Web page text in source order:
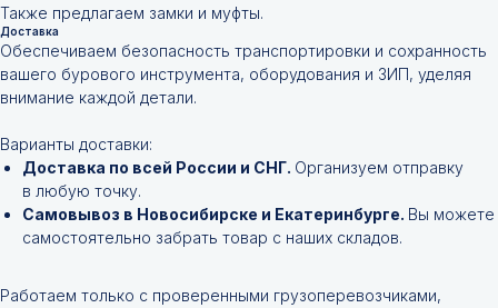
Также предлагаем замки и муфты.
Доставка
Обеспечиваем безопасность транспортировки и сохранность
вашего бурового инструмента, оборудования и ЗИП, уделяя
внимание каждой детали.
Варианты доставки:
Доставка по всей России и СНГ. Организуем отправку
в любую точку.
Самовывоз в Новосибирске и Екатеринбурге. Вы можете
самостоятельно забрать товар с наших складов.
Работаем только с проверенными грузоперевозчиками,